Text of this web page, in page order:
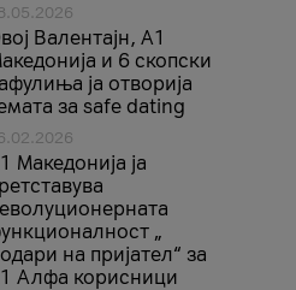
Валентајн, A1
и 6 скопски
ја отворија
за safe dating
Македонија ја
„
на пријател“ за
Алфа корисници